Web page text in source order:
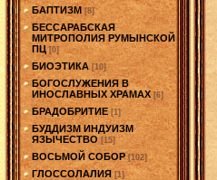
БАПТИЗМ [8]
БЕССАРАБСКАЯ
МИТРОПОЛИЯ РУМЫНСКОЙ
ПЦ [0]
БИОЭТИКА [10]
БОГОСЛУЖЕНИЯ В
ИНОСЛАВНЫХ ХРАМАХ [6]
БРАДОБРИТИЕ [1]
БУДДИЗМ ИНДУИЗМ
ЯЗЫЧЕСТВО [15]
ВОСЬМОЙ СОБОР [102]
ГЛОССОЛАЛИЯ [1]